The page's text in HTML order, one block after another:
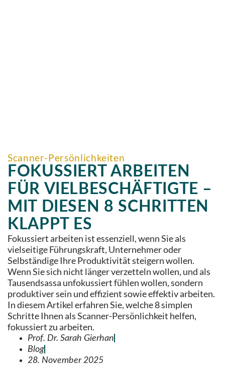
Scanner-Persönlichkeiten
FOKUSSIERT ARBEITEN
FÜR VIELBESCHÄFTIGTE –
MIT DIESEN 8 SCHRITTEN
KLAPPT ES
Fokussiert arbeiten ist essenziell, wenn Sie als
vielseitige Führungskraft, Unternehmer oder
Selbständige Ihre Produktivität steigern wollen.
Wenn Sie sich nicht länger verzetteln wollen, und als
Tausendsassa unfokussiert fühlen wollen, sondern
produktiver sein und effizient sowie effektiv arbeiten.
In diesem Artikel erfahren Sie, welche 8 simplen
Schritte Ihnen als Scanner-Persönlichkeit helfen,
fokussiert zu arbeiten.
Prof. Dr. Sarah Gierhan
Blog
28. November 2025